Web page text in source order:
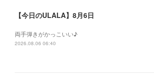
【今日のULALA】8月6日
両手弾きがかっこいい♪
2026.08.06 06:40